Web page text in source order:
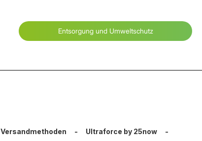
Entsorgung und Umweltschutz
Versandmethoden - Ultraforce by 25now -